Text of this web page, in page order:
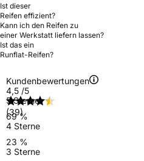
Ist dieser
Reifen effizient?
Kann ich den Reifen zu
einer Werkstatt liefern lassen?
Ist das ein
Runflat-Reifen?
Kundenbewertungen
4,5 /5
(39)
5 Sterne
69 %
4 Sterne
23 %
3 Sterne